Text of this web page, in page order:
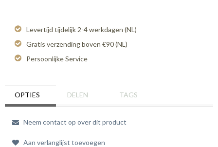
Levertijd tijdelijk 2-4 werkdagen (NL)
Gratis verzending boven €90 (NL)
Persoonlijke Service
OPTIES DELEN TAGS
Neem contact op over dit product
Aan verlanglijst toevoegen